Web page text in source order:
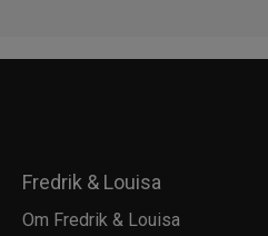
Fredrik & Louisa
Om Fredrik & Louisa